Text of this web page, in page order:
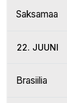
Saksamaa
22. JUUNI
Brasiilia